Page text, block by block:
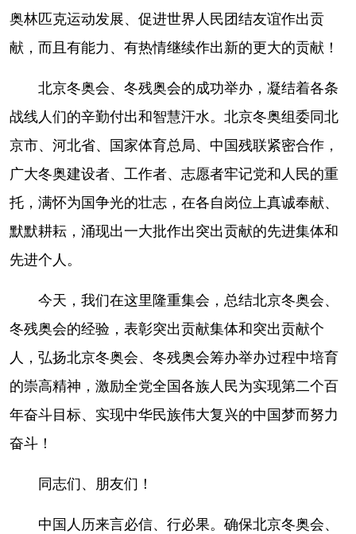
浙江 江西
山东 河南 湖北 湖南
四川 贵州 云南 西藏
陕西 甘肃 青海 宁夏
新疆 内蒙古 黑龙江
多语种频道
English
Русский язык 日本語 한국어
Deutsch Português
奥林匹克运动发展、促进世界人民团结友谊作出贡
献，而且有能力、有热情继续作出新的更大的贡献！
北京冬奥会、冬残奥会的成功举办，凝结着各条
战线人们的辛勤付出和智慧汗水。北京冬奥组委同北
京市、河北省、国家体育总局、中国残联紧密合作，
广大冬奥建设者、工作者、志愿者牢记党和人民的重
托，满怀为国争光的壮志，在各自岗位上真诚奉献、
默默耕耘，涌现出一大批作出突出贡献的先进集体和
先进个人。
今天，我们在这里隆重集会，总结北京冬奥会、
冬残奥会的经验，表彰突出贡献集体和突出贡献个
人，弘扬北京冬奥会、冬残奥会筹办举办过程中培育
的崇高精神，激励全党全国各族人民为实现第二个百
年奋斗目标、实现中华民族伟大复兴的中国梦而努力
奋斗！
同志们、朋友们！
中国人历来言必信、行必果。确保北京冬奥会、